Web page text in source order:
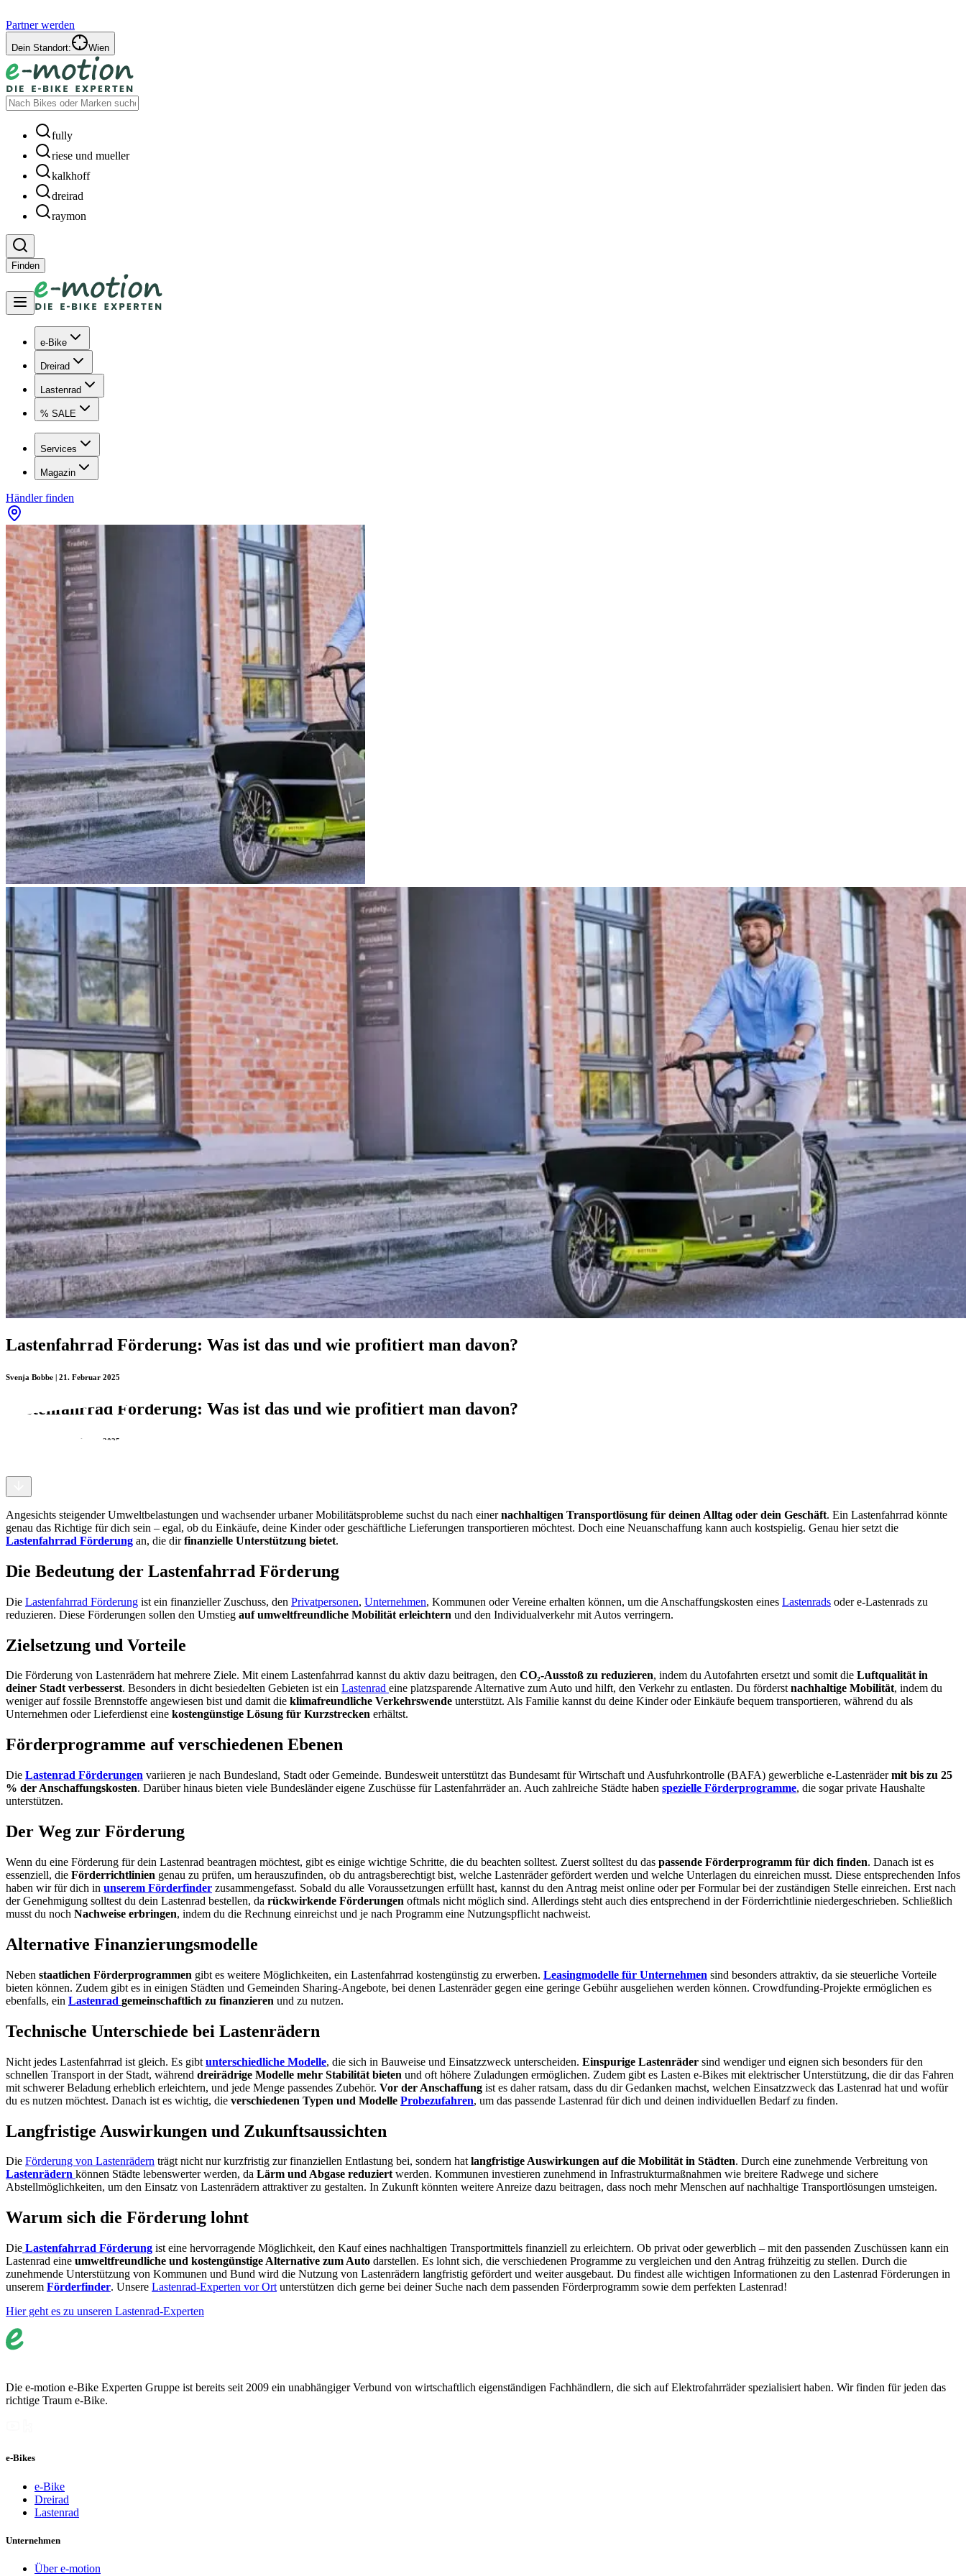
Partner werden
Dein Standort: Wien
fully
riese und mueller
kalkhoff
dreirad
raymon
Finden
e-Bike
Dreirad
Lastenrad
% SALE
Services
Magazin
Händler finden
Lastenfahrrad Förderung: Was ist das und wie profitiert man davon?
Svenja Bobbe | 21. Februar 2025
Lastenfahrrad Förderung: Was ist das und wie profitiert man davon?
Svenja Bobbe | 21. Februar 2025
Angesichts steigender Umweltbelastungen und wachsender urbaner Mobilitätsprobleme suchst du nach einernachhaltigen Transportlösung für deinen Alltag oder dein Geschäft. Ein Lastenfahrrad könnte
genau das Richtige für dich sein – egal, ob du Einkäufe, deine Kinder oder geschäftliche Lieferungen transportieren möchtest. Doch eine Neuanschaffung kann auch kostspielig. Genau hier setzt die
Lastenfahrrad Förderung an, die dirfinanzielle Unterstützung bietet.
Die Bedeutung der Lastenfahrrad Förderung
Die Lastenfahrrad Förderung ist ein finanzieller Zuschuss, den Privatpersonen, Unternehmen, Kommunen oder Vereine erhalten können, um die Anschaffungskosten eines Lastenrads oder e-Lastenrads zu
reduzieren. Diese Förderungen sollen den Umstieg auf umweltfreundliche Mobilität erleichtern und den Individualverkehr mit Autos verringern.
Zielsetzung und Vorteile
Die Förderung von Lastenrädern hat mehrere Ziele. Mit einem Lastenfahrrad kannst du aktiv dazu beitragen, den CO₂-Ausstoß zu reduzieren, indem du Autofahrten ersetzt und somit die Luftqualität in
deiner Stadt verbesserst. Besonders in dicht besiedelten Gebieten ist ein Lastenrad eine platzsparende Alternative zum Auto und hilft, den Verkehr zu entlasten. Du förderstnachhaltige Mobilität, indem du
weniger auf fossile Brennstoffe angewiesen bist und damit die klimafreundliche Verkehrswende unterstützt. Als Familie kannst du deine Kinder oder Einkäufe bequem transportieren, während du als
Unternehmen oder Lieferdienst eine kostengünstige Lösung für Kurzstrecken erhältst.
Förderprogramme auf verschiedenen Ebenen
Die Lastenrad Förderungen variieren je nach Bundesland, Stadt oder Gemeinde. Bundesweit unterstützt das Bundesamt für Wirtschaft und Ausfuhrkontrolle (BAFA) gewerbliche e-Lastenrädermit bis zu 25
% der Anschaffungskosten. Darüber hinaus bieten viele Bundesländer eigene Zuschüsse für Lastenfahrräder an. Auch zahlreiche Städte haben spezielle Förderprogramme, die sogar private Haushalte
unterstützen.
Der Weg zur Förderung
Wenn du eine Förderung für dein Lastenrad beantragen möchtest, gibt es einige wichtige Schritte, die du beachten solltest. Zuerst solltest du das passende Förderprogramm für dich finden. Danach ist es
essenziell, die Förderrichtlinien genau zu prüfen, um herauszufinden, ob du antragsberechtigt bist, welche Lastenräder gefördert werden und welche Unterlagen du einreichen musst. Diese entsprechenden Infos
haben wir für dich in unserem Förderfinder zusammengefasst. Sobald du alle Voraussetzungen erfüllt hast, kannst du den Antrag meist online oder per Formular bei der zuständigen Stelle einreichen. Erst nach
der Genehmigung solltest du dein Lastenrad bestellen, da rückwirkende Förderungen oftmals nicht möglich sind. Allerdings steht auch dies entsprechend in der Förderrichtlinie niedergeschrieben. Schließlich
musst du noch Nachweise erbringen, indem du die Rechnung einreichst und je nach Programm eine Nutzungspflicht nachweist.
Alternative Finanzierungsmodelle
Neben staatlichen Förderprogrammen gibt es weitere Möglichkeiten, ein Lastenfahrrad kostengünstig zu erwerben. Leasingmodelle für Unternehmen sind besonders attraktiv, da sie steuerliche Vorteile
bieten können. Zudem gibt es in einigen Städten und Gemeinden Sharing-Angebote, bei denen Lastenräder gegen eine geringe Gebühr ausgeliehen werden können. Crowdfunding-Projekte ermöglichen es
ebenfalls, ein Lastenrad gemeinschaftlich zu finanzieren und zu nutzen.
Technische Unterschiede bei Lastenrädern
Nicht jedes Lastenfahrrad ist gleich. Es gibt unterschiedliche Modelle, die sich in Bauweise und Einsatzzweck unterscheiden. Einspurige Lastenräder sind wendiger und eignen sich besonders für den
schnellen Transport in der Stadt, während dreirädrige Modelle mehr Stabilität bieten und oft höhere Zuladungen ermöglichen. Zudem gibt es Lasten e-Bikes mit elektrischer Unterstützung, die dir das Fahren
mit schwerer Beladung erheblich erleichtern, und jede Menge passendes Zubehör. Vor der Anschaffung ist es daher ratsam, dass du dir Gedanken machst, welchen Einsatzzweck das Lastenrad hat und wofür
du es nutzen möchtest. Danach ist es wichtig, die verschiedenen Typen und Modelle Probezufahren, um das passende Lastenrad für dich und deinen individuellen Bedarf zu finden.
Langfristige Auswirkungen und Zukunftsaussichten
Die Förderung von Lastenrädern trägt nicht nur kurzfristig zur finanziellen Entlastung bei, sondern hatlangfristige Auswirkungen auf die Mobilität in Städten. Durch eine zunehmende Verbreitung von
Lastenrädern können Städte lebenswerter werden, da Lärm und Abgase reduziertwerden. Kommunen investieren zunehmend in Infrastrukturmaßnahmen wie breitere Radwege und sichere
Abstellmöglichkeiten, um den Einsatz von Lastenrädern attraktiver zu gestalten. In Zukunft könnten weitere Anreize dazu beitragen, dass noch mehr Menschen auf nachhaltige Transportlösungen umsteigen.
Warum sich die Förderung lohnt
Die Lastenfahrrad Förderung ist eine hervorragende Möglichkeit, den Kauf eines nachhaltigen Transportmittels finanziell zu erleichtern. Ob privat oder gewerblich – mit den passenden Zuschüssen kann ein
Lastenrad eine umweltfreundliche und kostengünstige Alternative zum Auto darstellen. Es lohnt sich, die verschiedenen Programme zu vergleichen und den Antrag frühzeitig zu stellen. Durch die
zunehmende Unterstützung von Kommunen und Bund wird die Nutzung von Lastenrädern langfristig gefördert und weiter ausgebaut. Du findest alle wichtigen Informationen zu den Lastenrad Förderungen in
unserem Förderfinder. Unsere Lastenrad-Experten vor Ort unterstützen dich gerne bei deiner Suche nach dem passenden Förderprogramm sowie dem perfekten Lastenrad!
Hier geht es zu unseren Lastenrad-Experten
Die e-motion e-Bike Experten Gruppe ist bereits seit 2009 ein unabhängiger Verbund von wirtschaftlich eigenständigen Fachhändlern, die sich auf Elektrofahrräder spezialisiert haben. Wir finden für jeden das
richtige Traum e-Bike.
e-Bikes
e-Bike
Dreirad
Lastenrad
Unternehmen
Über e-motion